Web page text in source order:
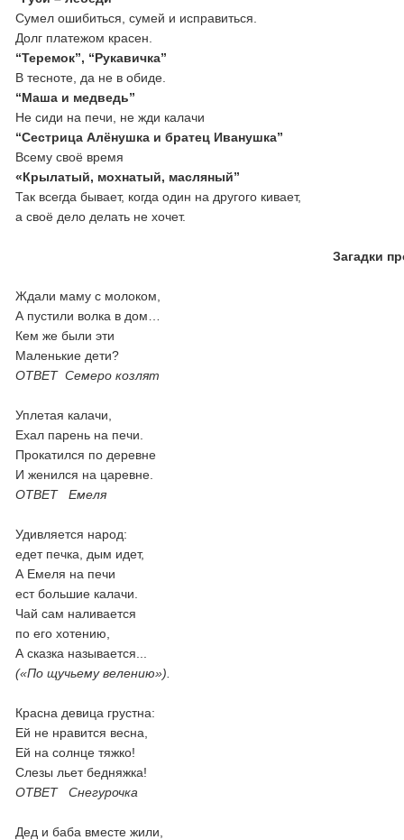
Сумел ошибиться, сумей и исправиться.
Долг платежом красен.
“Теремок”, “Рукавичка”
В тесноте, да не в обиде.
“Маша и медведь”
Не сиди на печи, не жди калачи
“Сестрица Алёнушка и братец Иванушка”
Всему своё время
«Крылатый, мохнатый, масляный”
Так всегда бывает, когда один на другого кивает,
а своё дело делать не хочет.
Загадки
Ждали маму с молоком,
А пустили волка в дом…
Кем же были эти
Маленькие дети?
ОТВЕТ Семеро козлят
Уплетая калачи,
Ехал парень на печи.
Прокатился по деревне
И женился на царевне.
ОТВЕТ Емеля
Удивляется народ:
едет печка, дым идет,
А Емеля на печи
ест большие калачи.
Чай сам наливается
по его хотению,
А сказка называется...
(«По щучьему велению»).
Красна девица грустна:
Ей не нравится весна,
Ей на солнце тяжко!
Слезы льет бедняжка!
ОТВЕТ Снегурочка
Дед и баба вместе жили,